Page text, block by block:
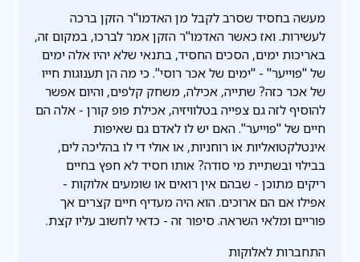
מעשה בחסיד שסרב לקבל מן האדמו"ר הזקן ברכה
לעשירות. ואז כאשר האדמו"ר הזקן אמר לברכו, במקום זה,
באריכות ימים, הסכים החסיד, בתנאי שלא יהיו אלה ימים
של "פוייער" - "ימים של אכר רוסי". כי מה הן תענוגות חייו
של אכר כזה? שתייה, אכילה, משחק קלפים, והיום אפשר
להוסיף לזה גם צפייה בטלוויזיה, אכילת פופ קורן - אלה הם
חיים של "פוייער". האם יש לו לאדם גם שאיפות
אינטלקטואליות או רוחניות, או אולי די לו בהליכה לים,
בבילוי ובשתיית מי סודה? אותו חסיד לא חפץ בחיים
ריקים מתוכן - שבהם אין רואים או שומעים אלוקות -
אפילו אם הם ארוכים. הוא היה מעדיף חיים קצרים אך
פוריים ומלאי השראה. סיפור זה - כדאי לחשוב עליו קצת.
התחברות לאלוקות